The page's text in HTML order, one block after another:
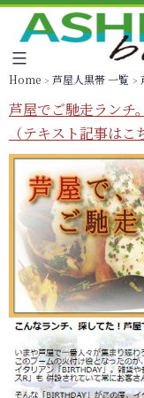
Home 芦屋人黒帯 一覧
芦屋でご馳走ラン
（テキスト記事はこ